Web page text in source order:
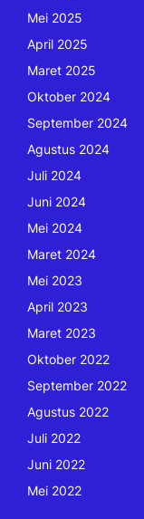
Mei 2025
April 2025
Maret 2025
Oktober 2024
September 2024
Agustus 2024
Juli 2024
Juni 2024
Mei 2024
Maret 2024
Mei 2023
April 2023
Maret 2023
Oktober 2022
September 2022
Agustus 2022
Juli 2022
Juni 2022
Mei 2022